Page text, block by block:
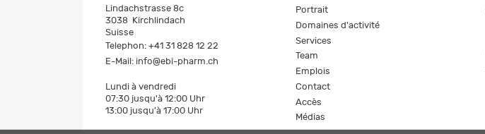
Lindachstrasse 8c
3038 Kirchlindach
Suisse
Telephon: +41 31 828 12 22
E-Mail: info@ebi-pharm.ch
Lundi à vendredi
07:30 jusqu'à 12:00 Uhr
13:00 jusqu'à 17:00 Uhr
Portrait
Domaines d'activité
Services
Team
Emplois
Contact
Accès
Médias